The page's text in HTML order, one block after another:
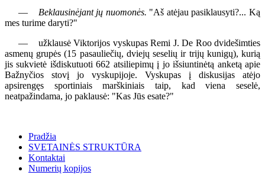
— Beklausinėjant jų nuomonės. "Aš atėjau pasiklausyti?... Ką
mes turime daryti?"
— užklausė Viktorijos vyskupas Remi J. De Roo dvidešimties
asmenų grupės (15 pasauliečių, dviejų seselių ir trijų kunigų), kurią
jis sukvietė išdiskutuoti 662 atsiliepimų į jo išsiuntinėtą anketą apie
Bažnyčios stovį jo vyskupijoje. Vyskupas į diskusijas atėjo
apsirengęs sportiniais marškiniais taip, kad viena seselė,
neatpažindama, jo paklausė: "Kas Jūs esate?"
Pradžia
SVETAINĖS STRUKTŪRA
Kontaktai
Numerių kopijos